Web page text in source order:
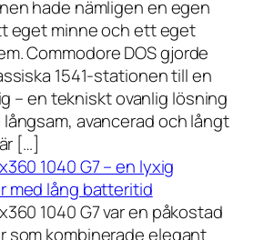
hade nämligen en egen
eget minne och ett eget
Commodore DOS gjorde
1541-stationen till en
– en tekniskt ovanlig lösning
långsam, avancerad och långt
[…]
1040 G7 – en lyxig
med lång batteritid
1040 G7 var en påkostad
som kombinerade elegant